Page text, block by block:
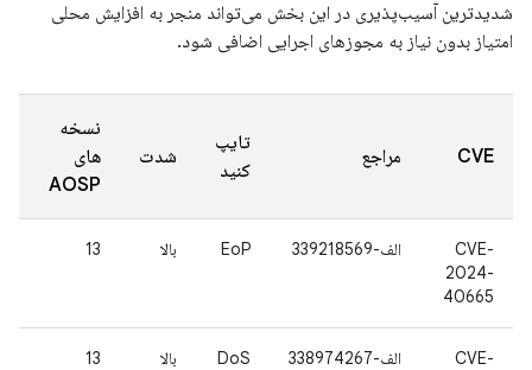
شدیدترین آسیب‌پذیری در این بخش می‌تواند منجر به افزایش محلی
امتیاز بدون نیاز به مجوزهای اجرایی اضافی شود.
CVE مراجع
تایپ
کنید
شدت
نسخه
های
AOSP
CVE-
2024-
40665
الف-339218569 EoP بالا 13
CVE-
الف-338974267 DoS بالا 13